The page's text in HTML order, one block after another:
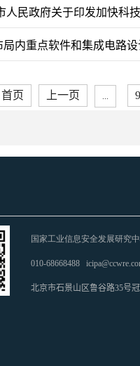
人民政府关于印发加快科
内重点软件和集成电路
首页 上一页 ... 9
国家工业信息安全发展研究
010-68668488
北京市石景山区鲁谷路35号